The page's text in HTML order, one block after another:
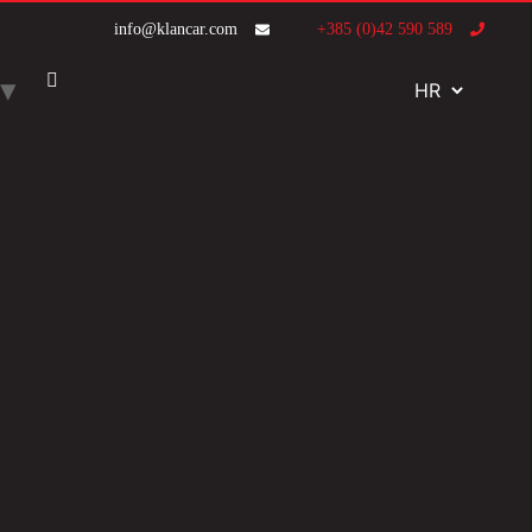
info@klancar.com +385 (0)42 590 589